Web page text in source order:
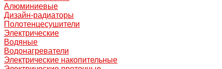
Алюминиевые
Дизайн-радиаторы
Полотенцесушители
Электрические
Водяные
Водонагреватели
Электрические накопительные